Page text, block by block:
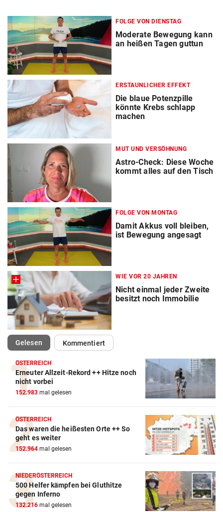
FOLGE VON DIENSTAG
Moderate Bewegung kann
an heißen Tagen guttun
ERSTAUNLICHER EFFEKT
Die blaue Potenzpille
könnte Krebs schlapp
machen
MUT UND VERSÖHNUNG
Astro-Check: Diese Woche
kommt alles auf den Tisch
FOLGE VON MONTAG
Damit Akkus voll bleiben,
ist Bewegung angesagt
WIE VOR 20 JAHREN
Nicht einmal jeder Zweite
besitzt noch Immobilie
Gelesen(ausgewählt)Kommentiert
ÖSTERREICH
Erneuter Allzeit-Rekord ++ Hitze noch
nicht vorbei
152.983 mal gelesen
ÖSTERREICH
Das waren die heißesten Orte ++ So
geht es weiter
152.964 mal gelesen
NIEDERÖSTERREICH
500 Helfer kämpfen bei Gluthitze
gegen Inferno
132.216 mal gelesen